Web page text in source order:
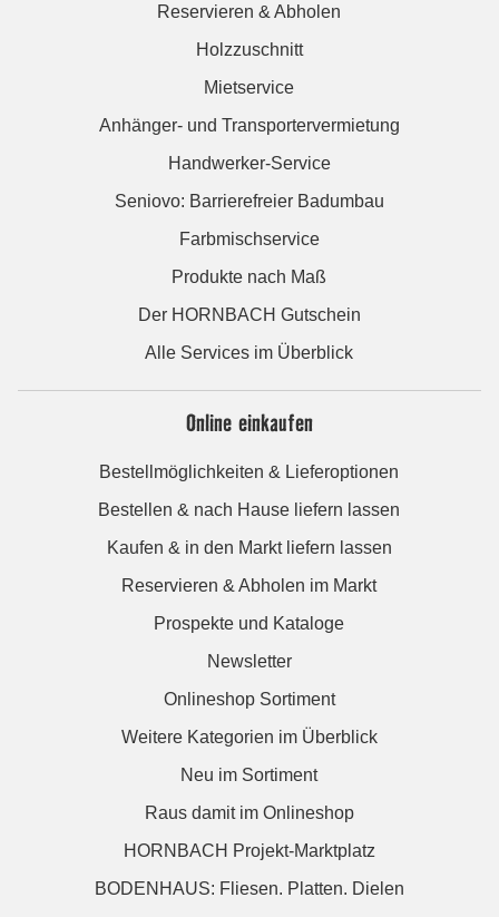
Reservieren & Abholen
Holzzuschnitt
Mietservice
Anhänger- und Transportervermietung
Handwerker-Service
Seniovo: Barrierefreier Badumbau
Farbmischservice
Produkte nach Maß
Der HORNBACH Gutschein
Alle Services im Überblick
Online einkaufen
Bestellmöglichkeiten & Lieferoptionen
Bestellen & nach Hause liefern lassen
Kaufen & in den Markt liefern lassen
Reservieren & Abholen im Markt
Prospekte und Kataloge
Newsletter
Onlineshop Sortiment
Weitere Kategorien im Überblick
Neu im Sortiment
Raus damit im Onlineshop
HORNBACH Projekt-Marktplatz
BODENHAUS: Fliesen. Platten. Dielen